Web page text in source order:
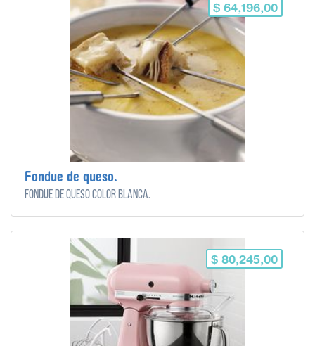
$ 64,196,00
Fondue de queso.
Fondue de queso color blanca.
$ 80,245,00